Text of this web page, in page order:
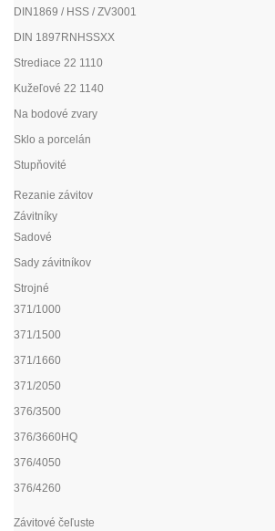
DIN1869 / HSS / ZV3001
DIN 1897RNHSSXX
Strediace 22 1110
Kužeľové 22 1140
Na bodové zvary
Sklo a porcelán
Stupňovité
Rezanie závitov
Závitníky
Sadové
Sady závitníkov
Strojné
371/1000
371/1500
371/1660
371/2050
376/3500
376/3660HQ
376/4050
376/4260
Závitové čeľuste